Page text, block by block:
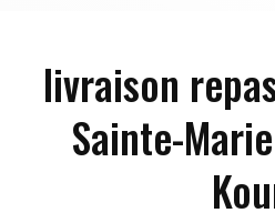
livraison
Sainte-